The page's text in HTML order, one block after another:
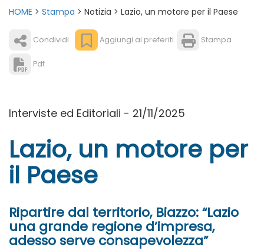
HOME > Stampa > Notizia > Lazio, un motore per il Paese
Condividi Aggiungi ai preferiti Stampa
Pdf
Interviste ed Editoriali - 21/11/2025
Lazio, un motore per
il Paese
Ripartire dal territorio, Biazzo: “Lazio
una grande regione d’impresa,
adesso serve consapevolezza”